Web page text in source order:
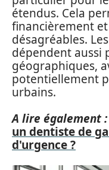
étendus. Cela
financièrement
désagréables.
dépendent aussi
géographiques,
potentiellement
urbains.
A lire également :
un dentiste de
d'urgence ?